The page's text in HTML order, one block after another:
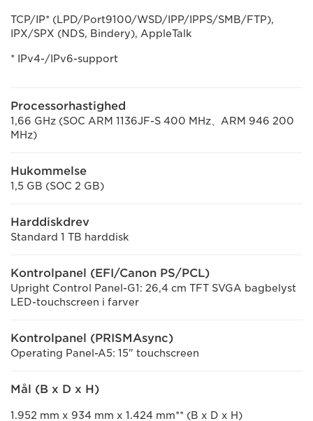
TCP/IP* (LPD/Port9100/WSD/IPP/IPPS/SMB/FTP),
IPX/SPX (NDS, Bindery), AppleTalk
* IPv4-/IPv6-support
Processorhastighed
1,66 GHz (SOC ARM 1136JF-S 400 MHz、ARM 946 200
MHz)
Hukommelse
1,5 GB (SOC 2 GB)
Harddiskdrev
Standard 1 TB harddisk
Kontrolpanel (EFI/Canon PS/PCL)
Upright Control Panel-G1: 26,4 cm TFT SVGA bagbelyst
LED-touchscreen i farver
Kontrolpanel (PRISMAsync)
Operating Panel-A5: 15" touchscreen
Mål (B x D x H)
1.952 mm x 934 mm x 1.424 mm** (B x D x H)